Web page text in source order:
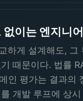
이는 엔지니
하게 설계해도,
때문이다. 법률
인 평가는 결과
개발 루프에 상